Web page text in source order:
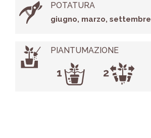
POTATURA
giugno, marzo, settembre
PIANTUMAZIONE